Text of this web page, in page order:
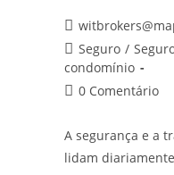
Seguro /
condomínio
0 Comentário
A segurança e a
lidam